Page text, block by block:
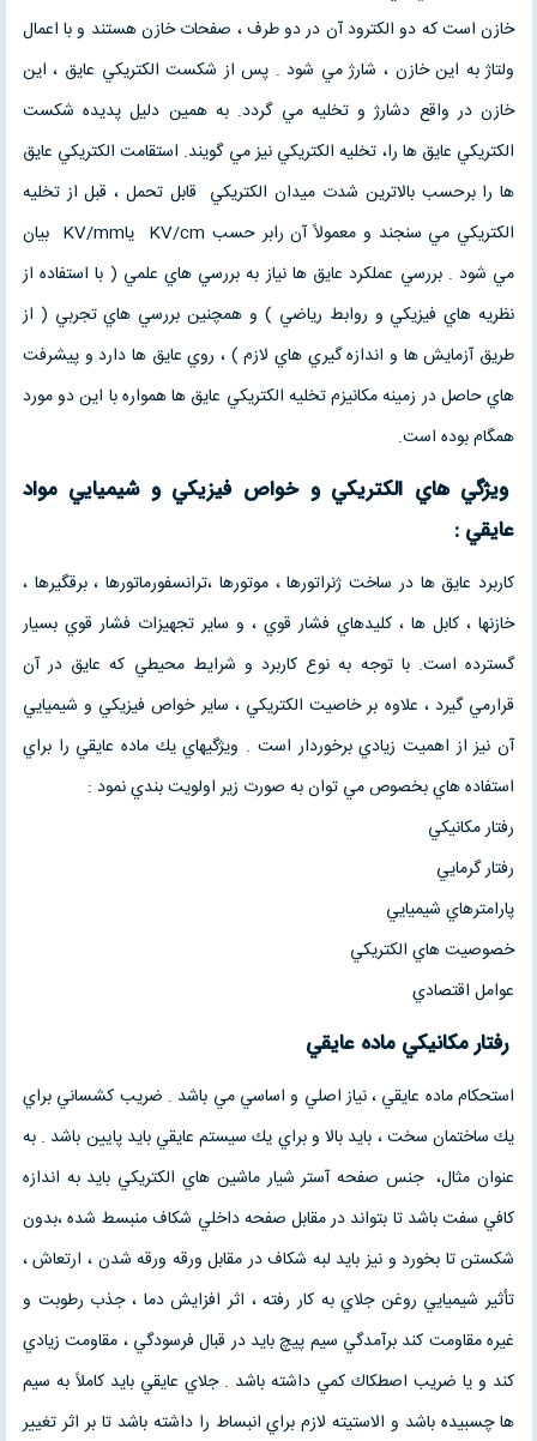
خازن است كه دو الكترود آن در دو طرف ، صفحات خازن هستند و با اعمال
ولتاژ به اين خازن ، شارژ مي شود . پس از شكست الكتريكي عايق ، اين
خازن در واقع دشارژ و تخليه مي گردد. به همين دليل پديده شكست
الكتريكي عايق ها را، تخليه الكتريكي نيز مي گويند. استقامت الكتريكي عايق
ها را برحسب بالاترين شدت میدان الكتريكي قابل تحمل ، قبل از تخليه
الكتريكي مي سنجند و معمولاً آن رابر حسب KV/cm ياKV/mm بيان
مي شود . بررسي عملكرد عايق ها نياز به بررسي هاي علمي ( با استفاده از
نظريه هاي فيزيكي و روابط رياضي ) و همچنين بررسي هاي تجربي ( از
طريق آزمايش ها و اندازه گيري هاي لازم ) ، روي عايق ها دارد و پيشرفت
هاي حاصل در زمينه مكانيزم تخليه الكتريكي عايق ها همواره با اين دو مورد
همگام بوده است.
ويژگي هاي الكتريكي و خواص فيزيكي و شيميايي مواد
عايقي :
كاربرد عايق ها در ساخت ژنراتورها ، موتورها ،‌ترانسفورماتورها ، برقگيرها ،
خازنها ، كابل ها ، كليدهاي فشار قوي ، و ساير تجهيزات فشار قوي بسيار
گسترده است. با توجه به نوع كاربرد و شرايط محيطي كه عايق در آن
قرارمي گيرد ، علاوه بر خاصيت الكتريكي ، ساير خواص فيزيكي و شيميايي
آن نيز از اهميت زيادي برخوردار است . ويژگيهاي يك ماده عايقي را براي
استفاده هاي بخصوص مي توان به صورت زير اولويت بندي نمود :
رفتار مكانيكي
رفتار گرمايي
پارامترهاي شيميايي
خصوصيت هاي الكتريكي
عوامل اقتصادي
رفتار مكانيكي ماده عايقي
استحكام ماده عايقي ، نياز اصلي و اساسي مي باشد . ضريب كشساني براي
يك ساختمان سخت ، بايد بالا و براي يك سيستم عايقي بايد پايين باشد . به
عنوان مثال، جنس صفحه آستر شيار ماشين هاي الكتريكي بايد به اندازه
كافي سفت باشد تا بتواند در مقابل صفحه داخلي شكاف منبسط شده ،‌بدون
شكستن تا بخورد و نيز بايد لبه شكاف در مقابل ورقه ورقه شدن ، ارتعاش ،
تأثير شيميايي روغن جلاي به كار رفته ، اثر افزايش دما ، جذب رطوبت و
غيره مقاومت كند برآمدگي سيم پيچ بايد در قبال فرسودگي ، مقاومت زيادي
كند و يا ضريب اصطكاك كمي داشته باشد . جلاي عايقي بايد كاملاً به سيم
ها چسبيده باشد و الاستیته لازم براي انبساط را داشته باشد تا بر اثر تغيير